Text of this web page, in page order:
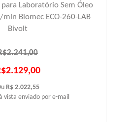
para Laboratório Sem Óleo
Biomec ECO-260-LAB
Bivolt
R$ 2.022,55
vista enviado por e-mail